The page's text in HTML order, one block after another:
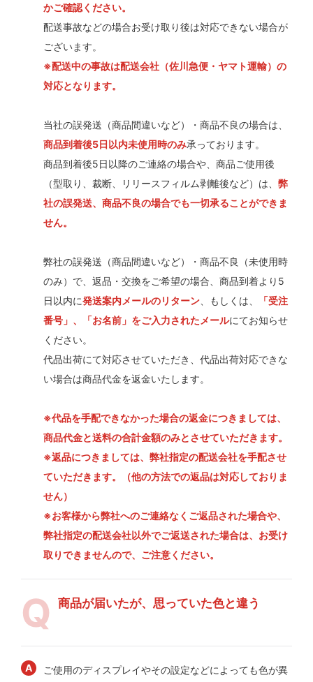
かご確認ください。
配送事故などの場合お受け取り後は対応できない場合が
ございます。
※配送中の事故は配送会社（佐川急便・ヤマト運輸）の
対応となります。
当社の誤発送（商品間違いなど）・商品不良の場合は、
商品到着後5日以内未使用時のみ承っております。
商品到着後5日以降のご連絡の場合や、商品ご使用後
（型取り、裁断、リリースフィルム剥離後など）は、 弊
社の誤発送、商品不良の場合でも一切承ることができま
せん。
弊社の誤発送（商品間違いなど）・商品不良（未使用時
のみ）で、返品・交換をご希望の場合、商品到着より5
日以内に発送案内メールのリターン 、もしくは、
「受注
番号」、「お名前」をご入力されたメールにてお知らせ
ください。
代品出荷にて対応させていただき、代品出荷対応できな
い場合は商品代金を返金いたします。
※代品を手配できなかった場合の返金につきましては、
商品代金と送料の合計金額のみとさせていただきます。
※返品につきましては、弊社指定の配送会社を手配させ
ていただきます。（他の方法での返品は対応しておりま
せん）
※お客様から弊社へのご連絡なくご返品された場合や、
弊社指定の配送会社以外でご返送された場合は、お受け
取りできませんので、ご注意ください。
商品が届いたが、思っていた色と違う
ご使用のディスプレイやその設定などによっても色が異